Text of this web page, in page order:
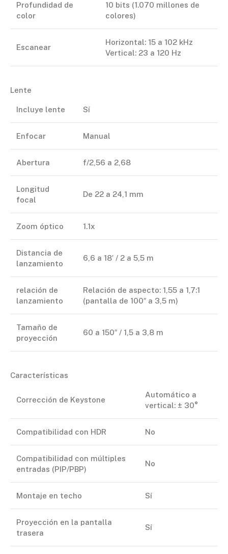
Profundidad de
color
10 bits (1.070 millones de
colores)
Escanear
Horizontal: 15 a 102 kHz
Vertical: 23 a 120 Hz
Lente
Incluye lente Sí
Enfocar Manual
Abertura f/2,56 a 2,68
Longitud
focal
De 22 a 24,1 mm
Zoom óptico 1.1x
Distancia de
lanzamiento
6,6 a 18′ / 2 a 5,5 m
relación de
lanzamiento
Relación de aspecto: 1,55 a 1,7:1
(pantalla de 100″ a 3,5 m)
Tamaño de
proyección
60 a 150″ / 1,5 a 3,8 m
Características
Corrección de Keystone
Automático a
vertical: ± 30°
Compatibilidad con HDR No
Compatibilidad con múltiples
entradas (PIP/PBP)
No
Montaje en techo Sí
Proyección en la pantalla
trasera
Sí